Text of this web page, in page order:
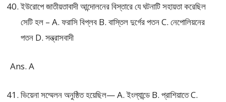
ইউরোপে জাতীয়তাবাদী আন্দোলনের বিস্তারে যে ঘটনাটি সহায়তা করেছিল
সেটি হল – A. ফরাসি বিপ্লব B. বাস্তিল দুর্গের পতন C. নেপোলিয়নের
পতন D. সন্ত্রাসবাদী
Ans. A
ভিয়েনা সম্মেলন অনুষ্ঠিত হয়েছিল— A. ইংল্যান্ডে B. প্রাশিয়াতে C.